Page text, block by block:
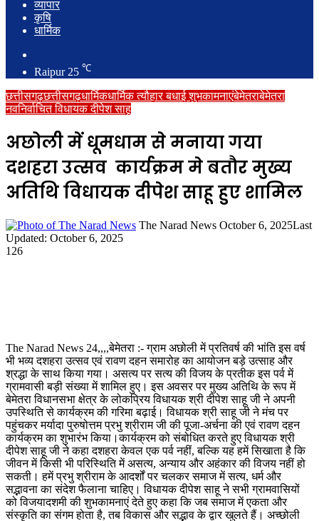
व्यापार
कृषि
धार्मिक
for
Raipur 25 ℃
छत्तीसगढ़छत्तीसगढ़धार्मिकधार्मिक त्यौहार बधाई शुभकामनाएंबेमेतराबेमेतरा
नवनिर्वाचित विधायक दीपेश साहू
अछोली में धूमधाम से मनाया गया
दशहरा उत्सव कार्यक्रम मे बतौर मुख्य
अतिथि विधायक दीपेश साहू हुए शामिल
The Narad News Send
October 6, 2025Last
Updated: October 6, 2025
126
The Narad News 24,,,,बेमेतरा :- ग्राम अछोली में प्रतिवर्ष की भांति इस वर्ष
भी भव्य दशहरा उत्सव एवं रावण दहन समारोह का आयोजन बड़े उत्साह और
श्रद्धा के साथ किया गया। असत्य पर सत्य की विजय के प्रतीक इस पर्व में
ग्रामवासी बड़ी संख्या में शामिल हुए। इस अवसर पर मुख्य अतिथि के रूप में
बेमेतरा विधानसभा क्षेत्र के लोकप्रिय विधायक श्री दीपेश साहू जी ने अपनी
उपस्थिति से कार्यक्रम की गरिमा बढ़ाई। विधायक श्री साहू जी ने मंच पर
पहुंचकर मर्यादा पुरुषोत्तम प्रभु श्रीराम जी की पूजा-अर्चना की एवं रावण दहन
कार्यक्रम का शुभारंभ किया।कार्यक्रम को संबोधित करते हुए विधायक श्री
दीपेश साहू जी ने कहा दशहरा केवल एक पर्व नहीं, बल्कि यह हमें सिखाता है कि
जीवन में किसी भी परिस्थिति में असत्य, अन्याय और अहंकार की विजय नहीं हो
सकती। हमें प्रभु श्रीराम के आदर्शों पर चलकर समाज में सत्य, धर्म और
सद्भावना का संदेश फैलाना चाहिए। विधायक दीपेश साहू ने सभी ग्रामवासियों
को विजयादशमी की शुभकामनाएं देते हुए कहा कि जब समाज में एकता और
संस्कृति का संगम होता है, तब विकास और सद्भाव के द्वार खुलते हैं। अच्छोली